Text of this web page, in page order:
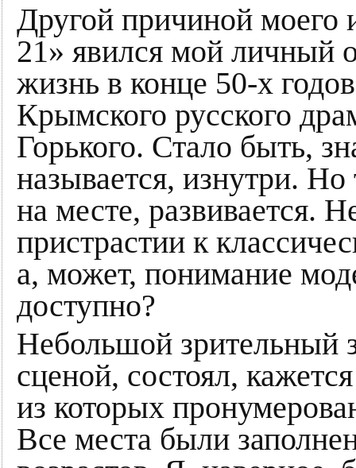
Другой причиной моего
21» явился мой личный
жизнь в конце 50-х
Крымского русского
Горького. Стало быть,
называется, изнутри. Но
на месте, развивается.
пристрастии к
а, может, понимание
доступно?
Небольшой зрительный
сценой, состоял,
из которых
Все места были